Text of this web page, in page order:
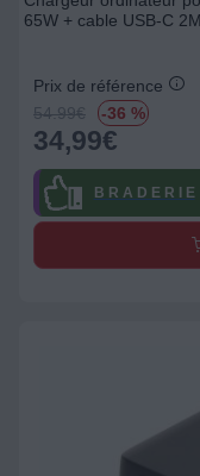
65W + cable USB-C
Prix de référence
54.99€ -36 %
34,99€
B R A D E R I E